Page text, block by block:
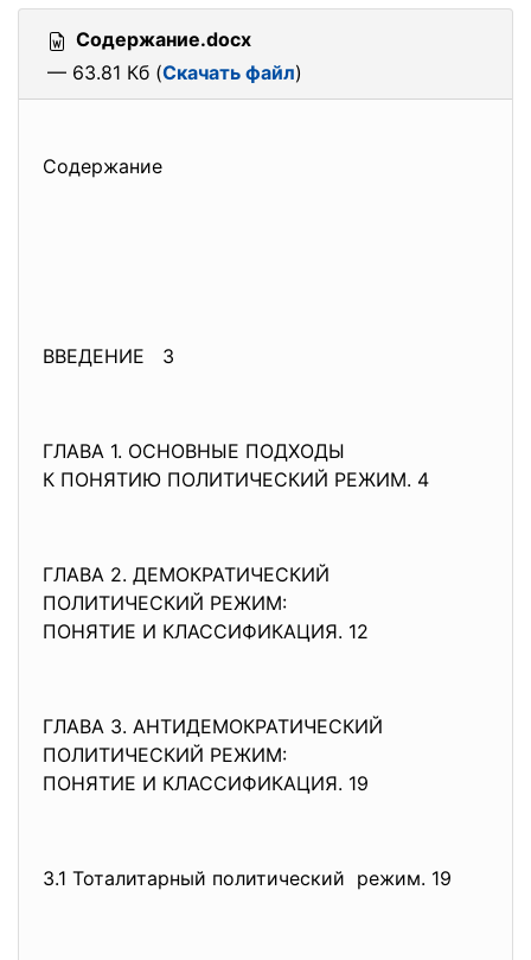
Содержание.docx
— 63.81 Кб (Скачать файл)
Содержание
ВВЕДЕНИЕ 3
ГЛАВА 1. ОСНОВНЫЕ ПОДХОДЫ
К ПОНЯТИЮ ПОЛИТИЧЕСКИЙ РЕЖИМ. 4
ГЛАВА 2. ДЕМОКРАТИЧЕСКИЙ
ПОЛИТИЧЕСКИЙ РЕЖИМ:
ПОНЯТИЕ И КЛАССИФИКАЦИЯ. 12
ГЛАВА 3. АНТИДЕМОКРАТИЧЕСКИЙ
ПОЛИТИЧЕСКИЙ РЕЖИМ:
ПОНЯТИЕ И КЛАССИФИКАЦИЯ. 19
3.1 Тоталитарный политический режим. 19